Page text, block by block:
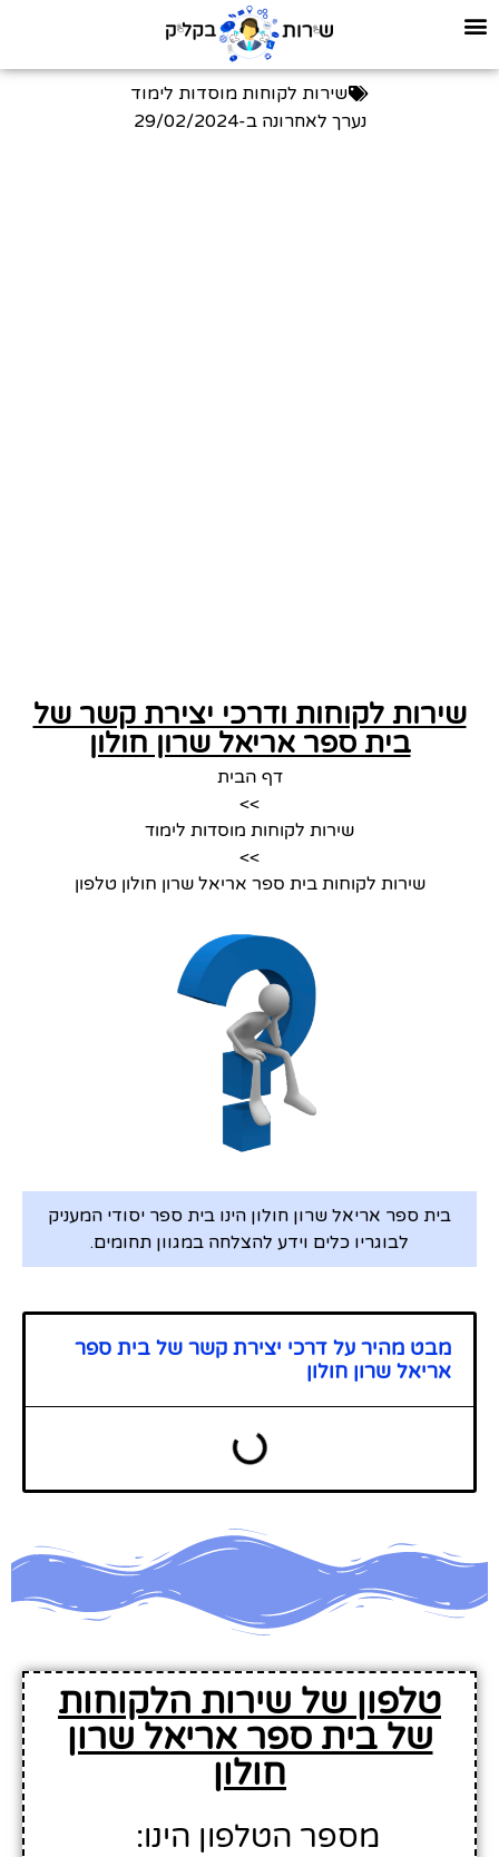
שירות לקוחות מוסדות לימוד
נערך לאחרונה ב-29/02/2024
שירות לקוחות ודרכי יצירת קשר של
בית ספר אריאל שרון חולון
דף הבית
>>
שירות לקוחות מוסדות לימוד
>>
שירות לקוחות בית ספר אריאל שרון חולון טלפון
בית ספר אריאל שרון חולון הינו בית ספר יסודי המעניק
לבוגריו כלים וידע להצלחה במגוון תחומים.
מבט מהיר על דרכי יצירת קשר של בית ספר
אריאל שרון חולון
טלפון של שירות הלקוחות
של בית ספר אריאל שרון
חולון
מספר הטלפון הינו: